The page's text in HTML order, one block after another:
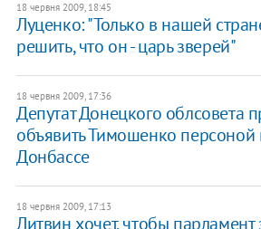
18 червня 2009, 18:45
Луценко: "Только в нашей
решить, что он - царь зверей"
18 червня 2009, 17:36
Депутат Донецкого облсовета
объявить Тимошенко персоной
Донбассе
18 червня 2009, 17:13
Литвин хочет, чтобы парламент